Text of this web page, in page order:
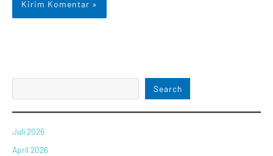
Search
Juli 2026
April 2026